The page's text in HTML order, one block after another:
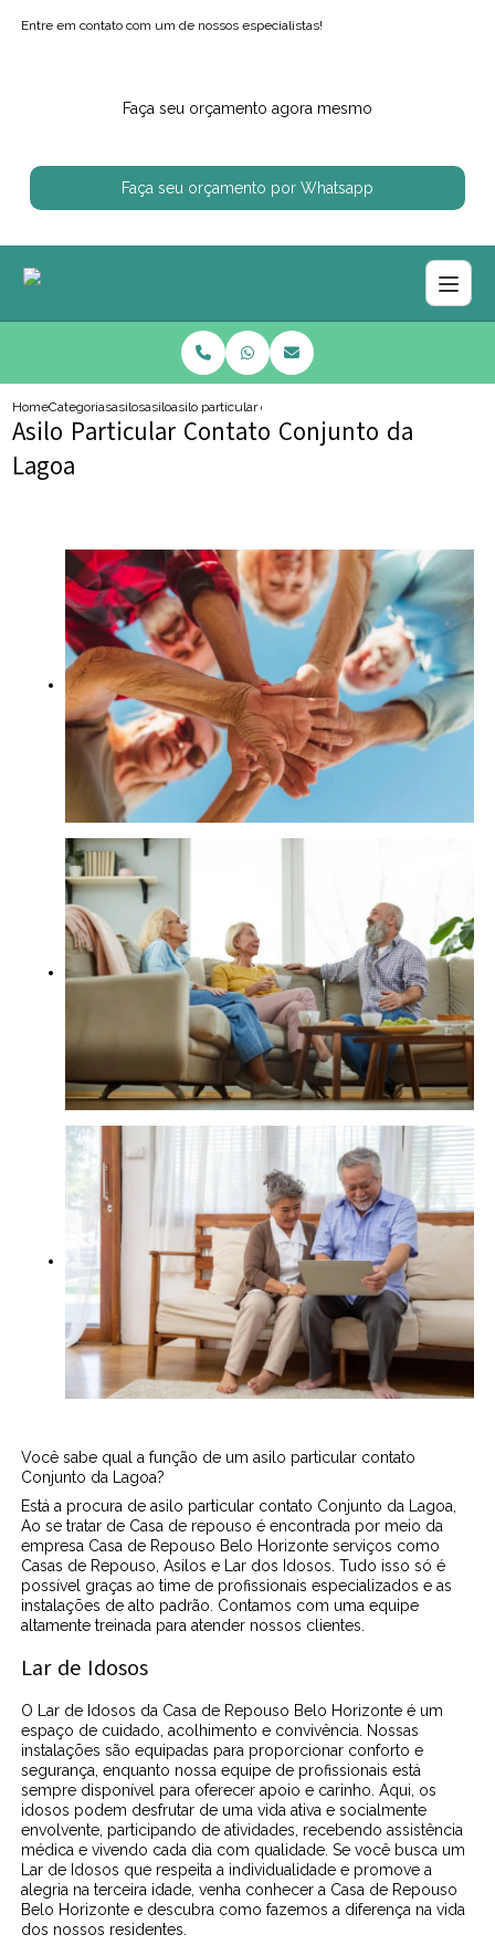
Entre em contato com um de nossos especialistas!
Faça seu orçamento agora mesmo
Faça seu orçamento por Whatsapp
HomeCategoriasasilosasiloasilo particular contato conjunto da lagoa
Asilo Particular Contato Conjunto da
Lagoa
Você sabe qual a função de um asilo particular contato
Conjunto da Lagoa?
Está a procura de asilo particular contato Conjunto da Lagoa,
Ao se tratar de Casa de repouso é encontrada por meio da
empresa Casa de Repouso Belo Horizonte serviços como
Casas de Repouso, Asilos e Lar dos Idosos. Tudo isso só é
possível graças ao time de profissionais especializados e as
instalações de alto padrão. Contamos com uma equipe
altamente treinada para atender nossos clientes.
Lar de Idosos
O Lar de Idosos da Casa de Repouso Belo Horizonte é um
espaço de cuidado, acolhimento e convivência. Nossas
instalações são equipadas para proporcionar conforto e
segurança, enquanto nossa equipe de profissionais está
sempre disponível para oferecer apoio e carinho. Aqui, os
idosos podem desfrutar de uma vida ativa e socialmente
envolvente, participando de atividades, recebendo assistência
médica e vivendo cada dia com qualidade. Se você busca um
Lar de Idosos que respeita a individualidade e promove a
alegria na terceira idade, venha conhecer a Casa de Repouso
Belo Horizonte e descubra como fazemos a diferença na vida
dos nossos residentes.